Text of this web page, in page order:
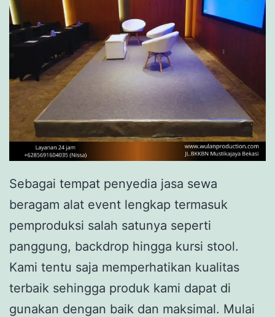
Sebagai tempat penyedia jasa sewa
beragam alat event lengkap termasuk
pemproduksi salah satunya seperti
panggung, backdrop hingga kursi stool.
Kami tentu saja memperhatikan kualitas
terbaik sehingga produk kami dapat di
gunakan dengan baik dan maksimal. Mulai